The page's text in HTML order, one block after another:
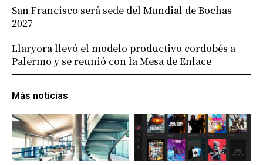
Más noticias
San Francisco será sede del Mundial de Bochas
2027
Llaryora llevó el modelo productivo cordobés a
Palermo y se reunió con la Mesa de Enlace